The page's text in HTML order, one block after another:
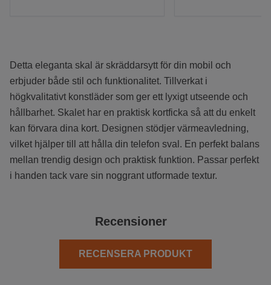
Detta eleganta skal är skräddarsytt för din mobil och
erbjuder både stil och funktionalitet. Tillverkat i
högkvalitativt konstläder som ger ett lyxigt utseende och
hållbarhet. Skalet har en praktisk kortficka så att du enkelt
kan förvara dina kort. Designen stödjer värmeavledning,
vilket hjälper till att hålla din telefon sval. En perfekt balans
mellan trendig design och praktisk funktion. Passar perfekt
i handen tack vare sin noggrant utformade textur.
Recensioner
RECENSERA PRODUKT